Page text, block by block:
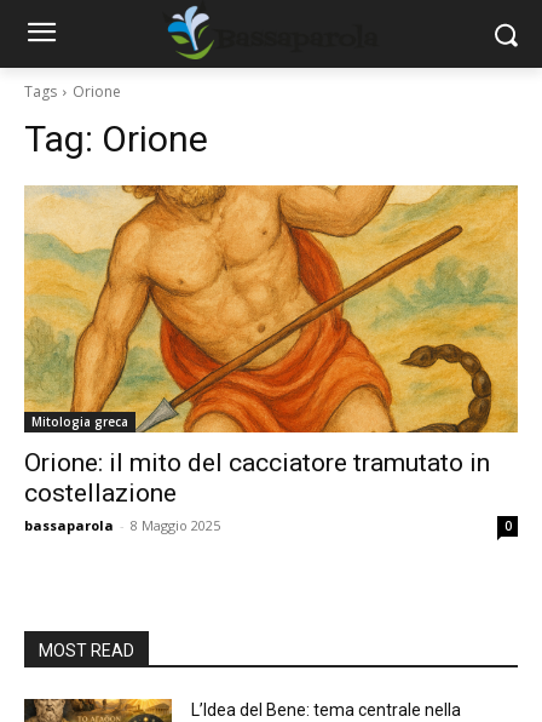
Tags Orione
Tag: Orione
Mitologia greca
Orione: il mito del cacciatore tramutato in
costellazione
bassaparola - 8 Maggio 2025 0
MOST READ
L’Idea del Bene: tema centrale nella